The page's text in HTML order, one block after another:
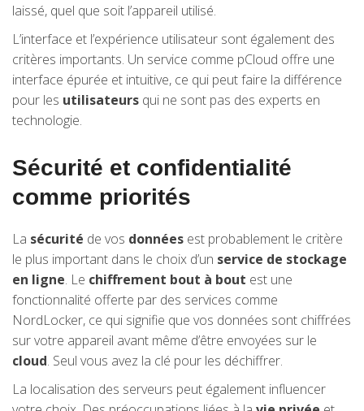
laissé, quel que soit l’appareil utilisé.
L’interface et l’expérience utilisateur sont également des
critères importants. Un service comme pCloud offre une
interface épurée et intuitive, ce qui peut faire la différence
pour les utilisateurs qui ne sont pas des experts en
technologie.
Sécurité et confidentialité
comme priorités
La sécurité de vos données est probablement le critère
le plus important dans le choix d’un service de stockage
en ligne. Le chiffrement bout à bout est une
fonctionnalité offerte par des services comme
NordLocker, ce qui signifie que vos données sont chiffrées
sur votre appareil avant même d’être envoyées sur le
cloud. Seul vous avez la clé pour les déchiffrer.
La localisation des serveurs peut également influencer